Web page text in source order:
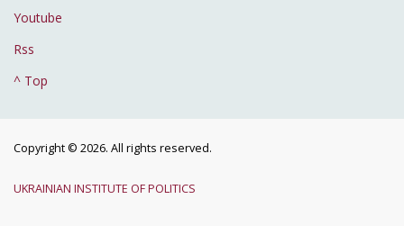
Youtube
Rss
^ Top
Copyright © 2026. All rights reserved.
UKRAINIAN INSTITUTE OF POLITICS